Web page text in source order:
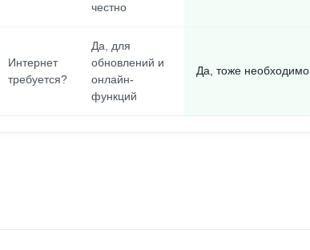
честно
Интернет
требуется?
Да, для
обновлений и
онлайн-
функций
Да, тоже необходимо